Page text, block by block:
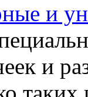
и
и